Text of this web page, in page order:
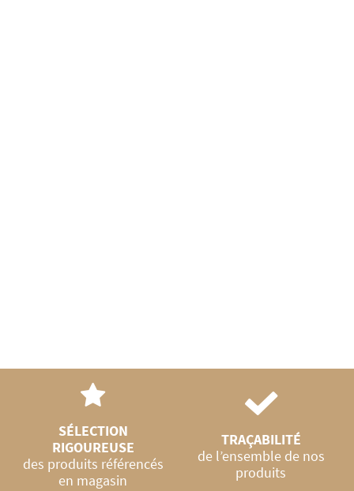
SÉLECTION
RIGOUREUSE
des produits référencés
en magasin
TRAÇABILITÉ
de l’ensemble de nos
produits